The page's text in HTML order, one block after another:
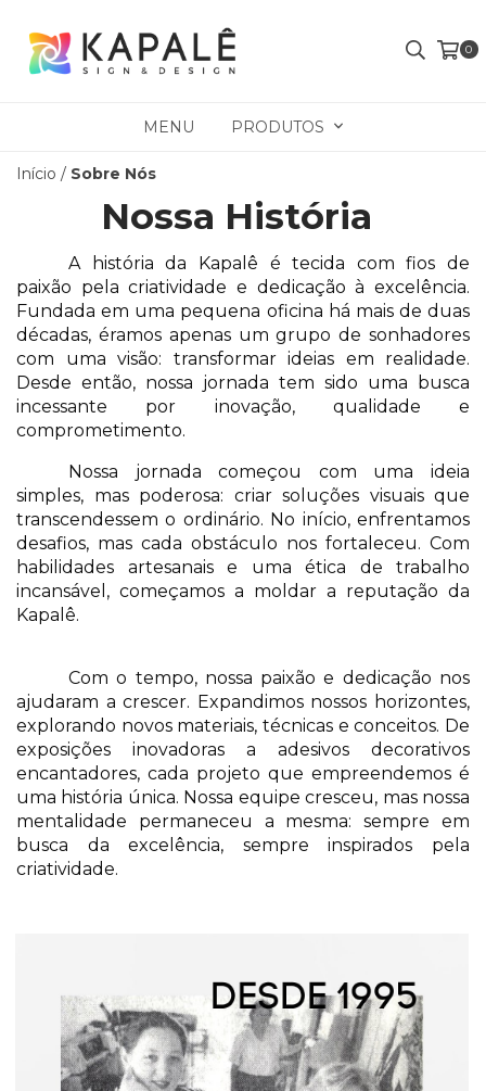
0
MENU PRODUTOS
Início / Sobre Nós
Nossa História
A história da Kapalê é tecida com fios de
paixão pela criatividade e dedicação à excelência.
Fundada em uma pequena oficina há mais de duas
décadas, éramos apenas um grupo de sonhadores
com uma visão: transformar ideias em realidade.
Desde então, nossa jornada tem sido uma busca
incessante por inovação, qualidade e
comprometimento.
Nossa jornada começou com uma ideia
simples, mas poderosa: criar soluções visuais que
transcendessem o ordinário. No início, enfrentamos
desafios, mas cada obstáculo nos fortaleceu. Com
habilidades artesanais e uma ética de trabalho
incansável, começamos a moldar a reputação da
Kapalê.
Com o tempo, nossa paixão e dedicação nos
ajudaram a crescer. Expandimos nossos horizontes,
explorando novos materiais, técnicas e conceitos. De
exposições inovadoras a adesivos decorativos
encantadores, cada projeto que empreendemos é
uma história única. Nossa equipe cresceu, mas nossa
mentalidade permaneceu a mesma: sempre em
busca da excelência, sempre inspirados pela
criatividade.